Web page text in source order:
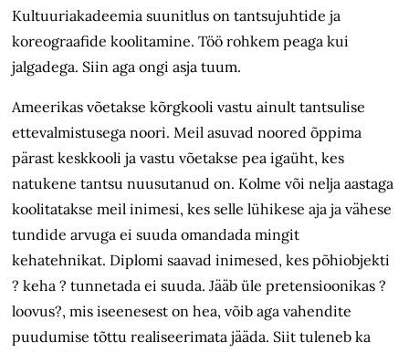
Kultuuriakadeemia suunitlus on tantsujuhtide ja
koreograafide koolitamine. Töö rohkem peaga kui
jalgadega. Siin aga ongi asja tuum.
Ameerikas võetakse kõrgkooli vastu ainult tantsulise
ettevalmistusega noori. Meil asuvad noored õppima
pärast keskkooli ja vastu võetakse pea igaüht, kes
natukene tantsu nuusutanud on. Kolme või nelja aastaga
koolitatakse meil inimesi, kes selle lühikese aja ja vähese
tundide arvuga ei suuda omandada mingit
kehatehnikat. Diplomi saavad inimesed, kes põhiobjekti
? keha ? tunnetada ei suuda. Jääb üle pretensioonikas ?
loovus?, mis iseenesest on hea, võib aga vahendite
puudumise tõttu realiseerimata jääda. Siit tuleneb ka